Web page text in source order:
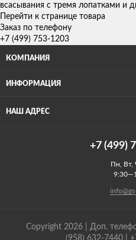
всасывания с тремя лопатками и
Перейти к странице товара
Заказ по телефону
+7 (499) 753-1203
КОМПАНИЯ
ИНФОРМАЦИЯ
НАШ АДРЕС
+7 (499)
Пн, Вт,
Copyright 2026 | Доп.
(958) 632-7440 |